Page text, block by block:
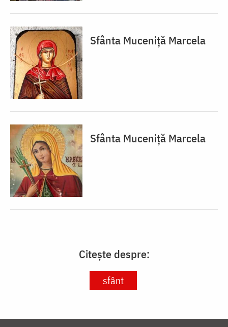
Sfânta Muceniță Marcela
Sfânta Muceniță Marcela
Citește despre:
sfânt